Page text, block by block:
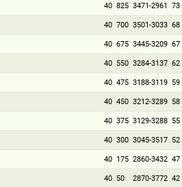
40 825 3471-2961 73
40 700 3501-3033 68
40 675 3445-3209 67
40 550 3284-3137 62
40 475 3188-3119 59
40 450 3212-3289 58
40 375 3129-3288 55
40 300 3045-3517 52
40 175 2860-3432 47
40 50 2870-3772 42